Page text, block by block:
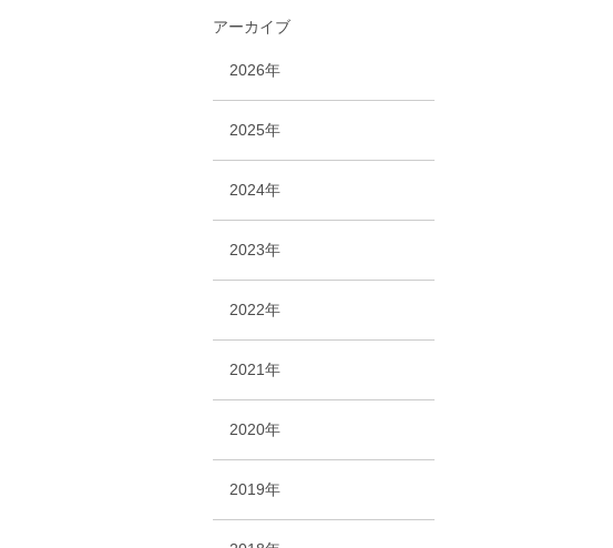
アーカイブ
2026年
2025年
2024年
2023年
2022年
2021年
2020年
2019年